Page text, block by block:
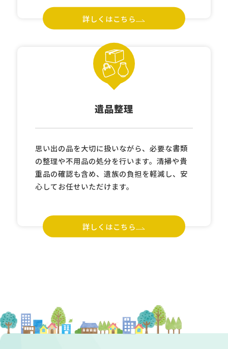
詳しくはこちら
遺品整理
思い出の品を大切に扱いながら、必要な書類
の整理や不用品の処分を行います。清掃や貴
重品の確認も含め、遺族の負担を軽減し、安
心してお任せいただけます。
詳しくはこちら